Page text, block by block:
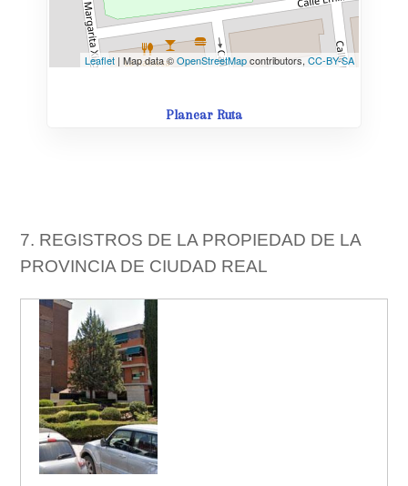
Leaflet | Map data ©OpenStreetMapcontributors,CC-BY-SA
Planear Ruta
7. REGISTROS DE LA PROPIEDAD DE LA
PROVINCIA DE CIUDAD REAL